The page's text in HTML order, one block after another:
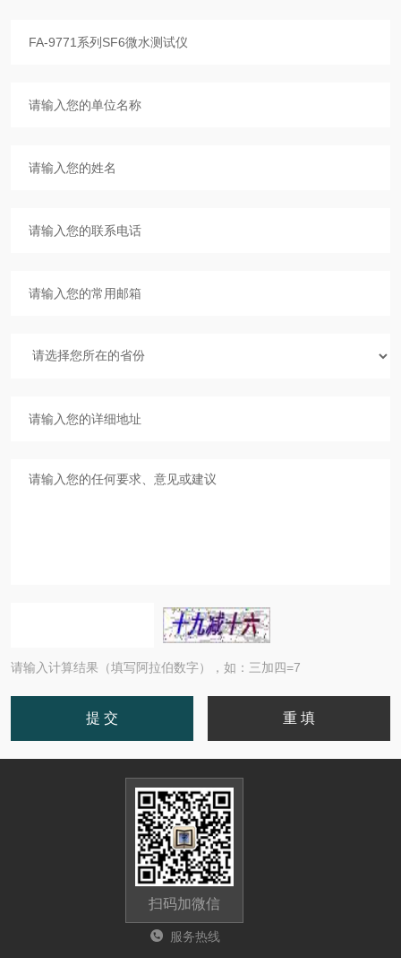
请输入计算结果（填写阿拉伯数字），如：三加四=7
扫码加微信
服务热线